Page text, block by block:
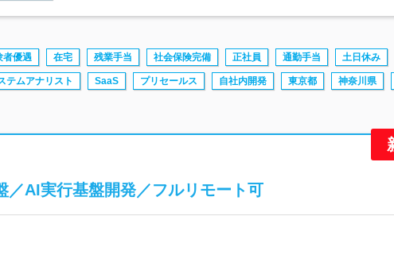
者優遇 在宅 残業手当 社会保険完備 正社員 通勤手当 土日休み
テムアナリスト SaaS プリセールス 自社内開発 東京都 神奈川県
／AI実行基盤開発／フルリモート可